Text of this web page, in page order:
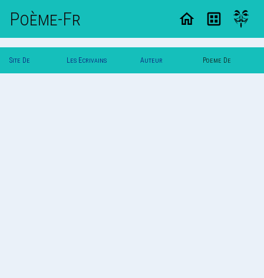
Poème-Fr
Site De Les Ecrivains Auteur Poeme De